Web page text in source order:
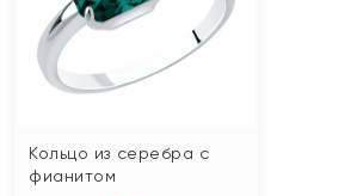
Кольцо из серебра с
фианитом